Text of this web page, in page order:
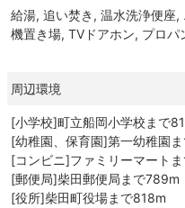
給湯, 追い焚き, 温水洗浄便座
機置き場, TVドアホン, プロパ
周辺環境
[小学校]町立船岡小学校まで
[幼稚園、保育園]第一幼稚園
[コンビニ]ファミリーマート
[郵便局]柴田郵便局まで789m
[役所]柴田町役場まで818m